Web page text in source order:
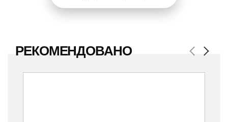
РЕКОМЕНДОВАНО Previous
Next